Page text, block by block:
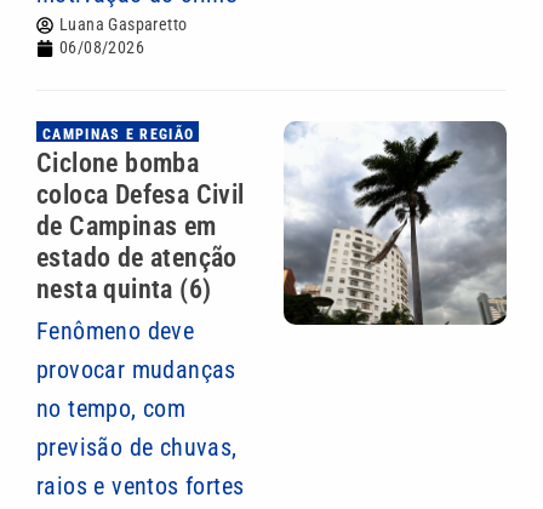
Luana Gasparetto
06/08/2026
CAMPINAS E REGIÃO
Ciclone bomba
coloca Defesa Civil
de Campinas em
estado de atenção
nesta quinta (6)
Fenômeno deve
provocar mudanças
no tempo, com
previsão de chuvas,
raios e ventos fortes